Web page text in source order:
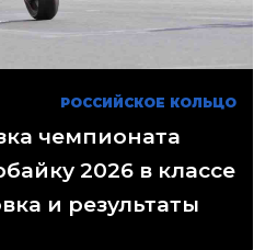
РОССИЙСКОЕ КОЛЬЦО
чемпионата
2026 в классе
и результаты